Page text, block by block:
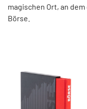
magischen Ort, an
Börse.